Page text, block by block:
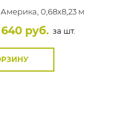
Америка, 0,68x8,23 м
руб. за шт.